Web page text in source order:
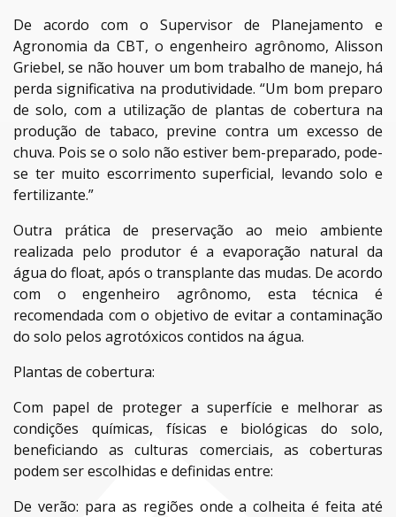
De acordo com o Supervisor de Planejamento e
Agronomia da CBT, o engenheiro agrônomo, Alisson
Griebel, se não houver um bom trabalho de manejo, há
perda significativa na produtividade. “Um bom preparo
de solo, com a utilização de plantas de cobertura na
produção de tabaco, previne contra um excesso de
chuva. Pois se o solo não estiver bem-preparado, pode-
se ter muito escorrimento superficial, levando solo e
fertilizante.”
Outra prática de preservação ao meio ambiente
realizada pelo produtor é a evaporação natural da
água do float, após o transplante das mudas. De acordo
com o engenheiro agrônomo, esta técnica é
recomendada com o objetivo de evitar a contaminação
do solo pelos agrotóxicos contidos na água.
Plantas de cobertura:
Com papel de proteger a superfície e melhorar as
condições químicas, físicas e biológicas do solo,
beneficiando as culturas comerciais, as coberturas
podem ser escolhidas e definidas entre:
De verão: para as regiões onde a colheita é feita até